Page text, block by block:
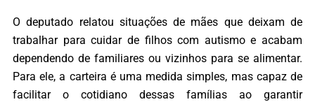
O deputado relatou situações de mães que deixam de
trabalhar para cuidar de filhos com autismo e acabam
dependendo de familiares ou vizinhos para se alimentar.
Para ele, a carteira é uma medida simples, mas capaz de
facilitar o cotidiano dessas famílias ao garantir